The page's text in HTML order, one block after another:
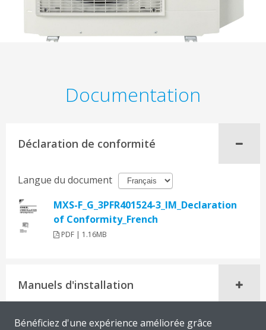
Documentation
Déclaration de conformité
Langue du document
MXS-F_G_3PFR401524-3_IM_Declaration
of Conformity_French
PDF | 1.16MB
Manuels d'installation
Bénéficiez d'une expérience améliorée grâce